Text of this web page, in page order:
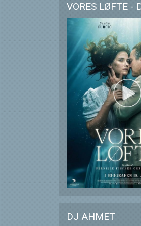
VORES LØFTE -
DJ AHMET